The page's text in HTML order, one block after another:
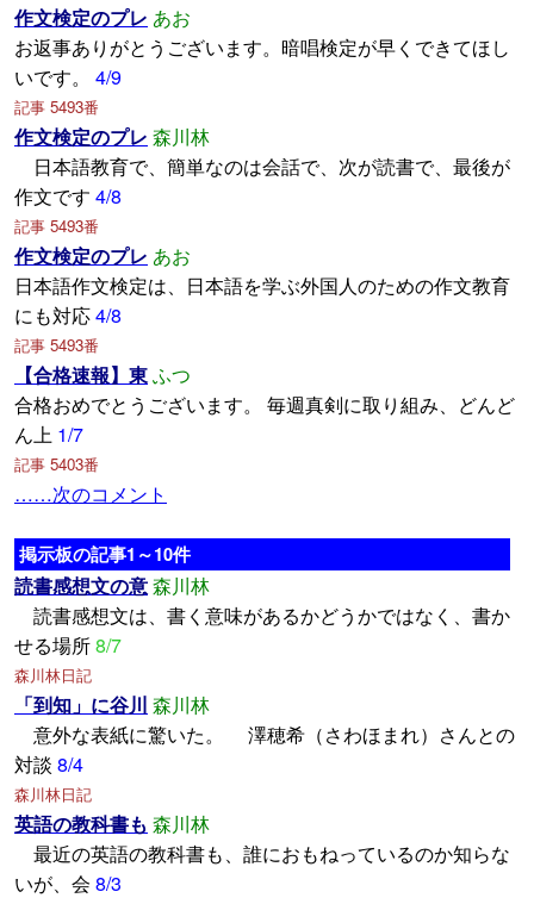
作文検定のプレ あお
お返事ありがとうございます。暗唱検定が早くできてほし
いです。
4/9
記事 5493番
作文検定のプレ 森川林
日本語教育で、簡単なのは会話で、次が読書で、最後が
作文です 4/8
記事 5493番
作文検定のプレ あお
日本語作文検定は、日本語を学ぶ外国人のための作文教育
にも対応4/8
記事 5493番
【合格速報】東ふつ
合格おめでとうございます。 毎週真剣に取り組み、どんど
ん上 1/7
記事 5403番
……次のコメント
掲示板の記事1～10件
読書感想文の意森川林
読書感想文は、書く意味があるかどうかではなく、書か
せる場所8/7
森川林日記
「到知」に谷川 森川林
意外な表紙に驚いた。 澤穂希（さわほまれ）さんとの
対談 8/4
森川林日記
英語の教科書も 森川林
最近の英語の教科書も、誰におもねっているのか知らな
いが、会 8/3